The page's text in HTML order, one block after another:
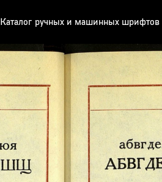
Каталог ручных и машинных шрифтов